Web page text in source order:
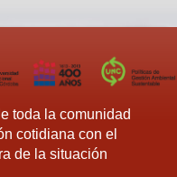
toda la comunidad
cotidiana con el
de la situación